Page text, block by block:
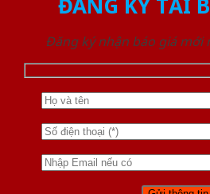
Đăng ký nhận báo giá